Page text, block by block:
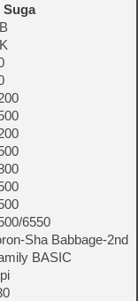
Suga
6550
Sha Babbage-2nd
BASIC